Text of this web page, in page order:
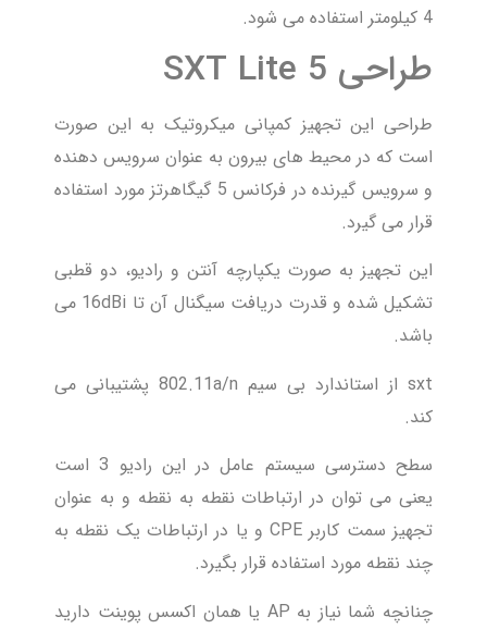
4 کیلومتر استفاده می شود.
طراحی SXT Lite 5
طراحی این تجهیز کمپانی میکروتیک به این صورت
است که در محیط های بیرون به عنوان سرویس دهنده
و سرویس گیرنده در فرکانس 5 گیگاهرتز مورد استفاده
قرار می گیرد.
این تجهیز به صورت یکپارچه آنتن و رادیو، دو قطبی
تشکیل شده و قدرت دریافت سیگنال آن تا 16dBi می
باشد.
sxt از استاندارد بی سیم 802.11a/n پشتیبانی می
کند.
سطح دسترسی سیستم عامل در این رادیو 3 است
یعنی می توان در ارتباطات نقطه به نقطه و به عنوان
تجهیز سمت کاربر CPE و یا در ارتباطات یک نقطه به
چند نقطه مورد استفاده قرار بگیرد.
چنانچه شما نیاز به AP یا همان اکسس پوینت دارید